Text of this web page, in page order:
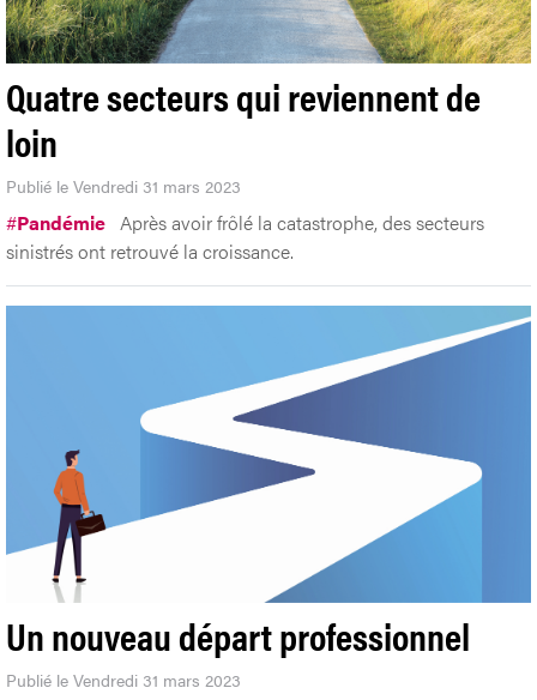
Quatre secteurs qui reviennent de
loin
Publié le Vendredi 31 mars 2023
#Pandémie Après avoir frôlé la catastrophe, des secteurs
sinistrés ont retrouvé la croissance.
Un nouveau départ professionnel
Publié le Vendredi 31 mars 2023